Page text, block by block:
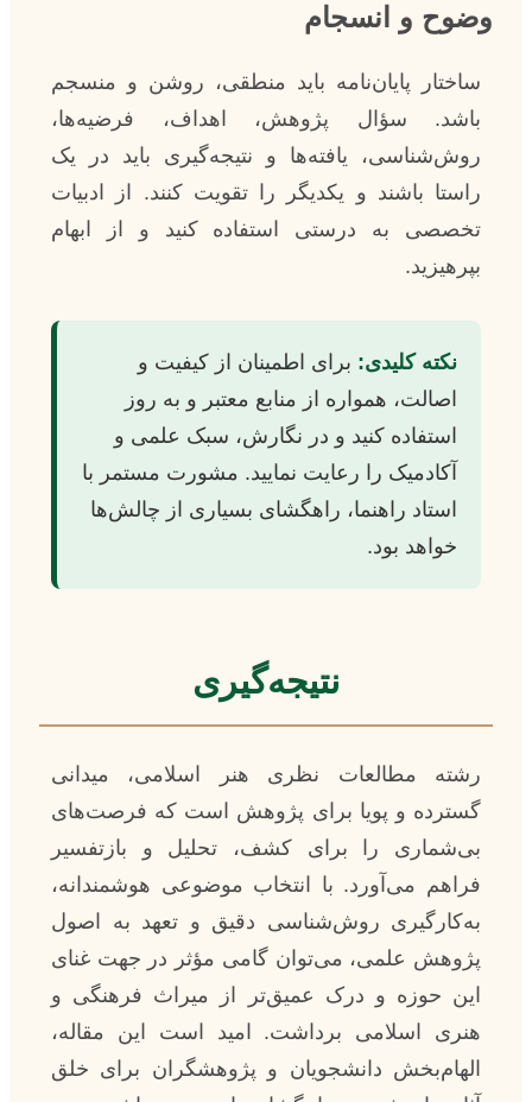
وضوح و انسجام
ساختار پایان‌نامه باید منطقی، روشن و منسجم
باشد. سؤال پژوهش، اهداف، فرضیه‌ها،
روش‌شناسی، یافته‌ها و نتیجه‌گیری باید در یک
راستا باشند و یکدیگر را تقویت کنند. از ادبیات
تخصصی به درستی استفاده کنید و از ابهام
بپرهیزید.
نکته کلیدی: برای اطمینان از کیفیت و
اصالت، همواره از منابع معتبر و به روز
استفاده کنید و در نگارش، سبک علمی و
آکادمیک را رعایت نمایید. مشورت مستمر با
استاد راهنما، راهگشای بسیاری از چالش‌ها
خواهد بود.
نتیجه‌گیری
رشته مطالعات نظری هنر اسلامی، میدانی
گسترده و پویا برای پژوهش است که فرصت‌های
بی‌شماری را برای کشف، تحلیل و بازتفسیر
فراهم می‌آورد. با انتخاب موضوعی هوشمندانه،
به‌کارگیری روش‌شناسی دقیق و تعهد به اصول
پژوهش علمی، می‌توان گامی مؤثر در جهت غنای
این حوزه و درک عمیق‌تر از میراث فرهنگی و
هنری اسلامی برداشت. امید است این مقاله،
الهام‌بخش دانشجویان و پژوهشگران برای خلق